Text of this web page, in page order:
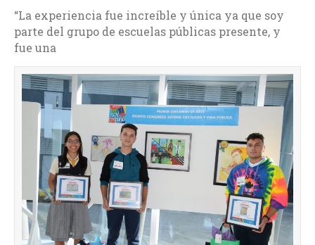
“La experiencia fue increíble y única ya que soy
parte del grupo de escuelas públicas presente, y
fue una